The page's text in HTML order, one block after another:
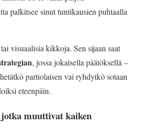
palkitsee sinut tuntikausien puhtaalla
visuaalisia kikkoja. Sen sijaan saat
, jossa jokaisella päätöksellä –
partiolaisen vai ryhdytkö sotaan
eteenpäin.
muuttivat kaiken